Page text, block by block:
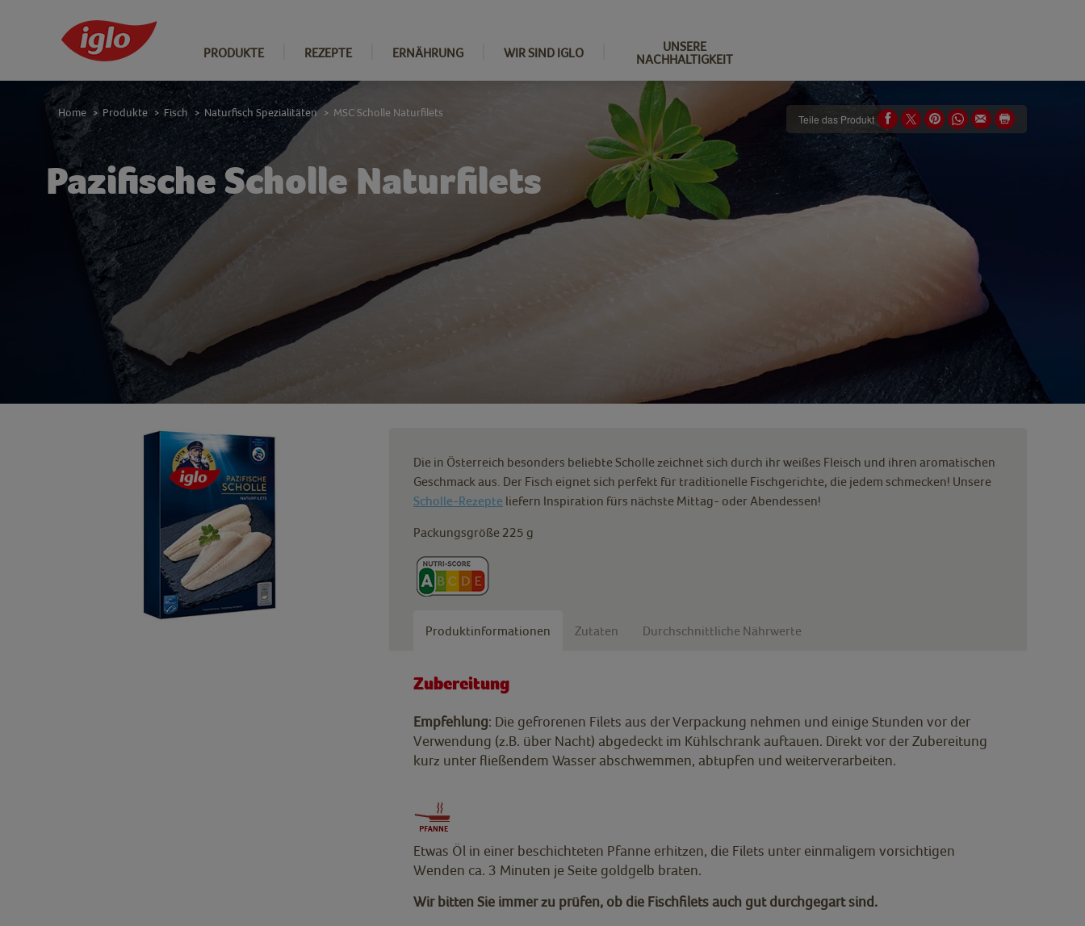
PRODUKTE REZEPTE ERNÄHRUNG WIR SIND IGLO
UNSERE
NACHHALTIGKEIT
Pazifische Scholle Naturfilets
Home > Produkte > Fisch > Naturfisch Spezialitäten > MSC Scholle Naturfilets Teile das Produkt
Die in Österreich besonders beliebte Scholle zeichnet sich durch ihr weißes Fleisch und ihren aromatischen
Geschmack aus. Der Fisch eignet sich perfekt für traditionelle Fischgerichte, die jedem schmecken! Unsere
Scholle-Rezepte liefern Inspiration fürs nächste Mittag- oder Abendessen!
Packungsgröße 225 g
Produktinformationen Zutaten Durchschnittliche Nährwerte
Zubereitung
Empfehlung: Die gefrorenen Filets aus der Verpackung nehmen und einige Stunden vor der
Verwendung (z.B. über Nacht) abgedeckt im Kühlschrank auftauen. Direkt vor der Zubereitung
kurz unter fließendem Wasser abschwemmen, abtupfen und weiterverarbeiten.
Etwas Öl in einer beschichteten Pfanne erhitzen, die Filets unter einmaligem vorsichtigen
Wenden ca. 3 Minuten je Seite goldgelb braten.
Wir bitten Sie immer zu prüfen, ob die Fischfilets auch gut durchgegart sind.